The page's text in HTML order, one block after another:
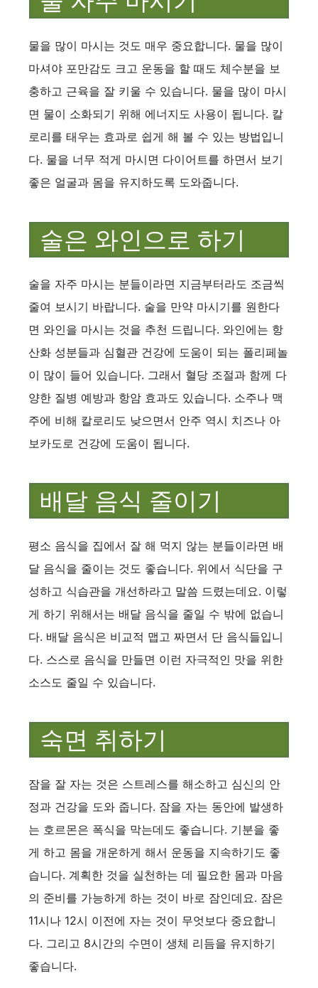
물을 많이 마시는 것도 매우 중요합니다. 물을 많이
마셔야 포만감도 크고 운동을 할 때도 체수분을 보
충하고 근육을 잘 키울 수 있습니다. 물을 많이 마시
면 물이 소화되기 위해 에너지도 사용이 됩니다. 칼
로리를 태우는 효과로 쉽게 해 볼 수 있는 방법입니
다. 물을 너무 적게 마시면 다이어트를 하면서 보기
좋은 얼굴과 몸을 유지하도록 도와줍니다.
술은 와인으로 하기
술을 자주 마시는 분들이라면 지금부터라도 조금씩
줄여 보시기 바랍니다. 술을 만약 마시기를 원한다
면 와인을 마시는 것을 추천 드립니다. 와인에는 항
산화 성분들과 심혈관 건강에 도움이 되는 폴리페놀
이 많이 들어 있습니다. 그래서 혈당 조절과 함께 다
양한 질병 예방과 항암 효과도 있습니다. 소주나 맥
주에 비해 칼로리도 낮으면서 안주 역시 치즈나 아
보카도로 건강에 도움이 됩니다.
배달 음식 줄이기
평소 음식을 집에서 잘 해 먹지 않는 분들이라면 배
달 음식을 줄이는 것도 좋습니다. 위에서 식단을 구
성하고 식습관을 개선하라고 말씀 드렸는데요. 이렇
게 하기 위해서는 배달 음식을 줄일 수 밖에 없습니
다. 배달 음식은 비교적 맵고 짜면서 단 음식들입니
다. 스스로 음식을 만들면 이런 자극적인 맛을 위한
소스도 줄일 수 있습니다.
숙면 취하기
잠을 잘 자는 것은 스트레스를 해소하고 심신의 안
정과 건강을 도와 줍니다. 잠을 자는 동안에 발생하
는 호르몬은 폭식을 막는데도 좋습니다. 기분을 좋
게 하고 몸을 개운하게 해서 운동을 지속하기도 좋
습니다. 계획한 것을 실천하는 데 필요한 몸과 마음
의 준비를 가능하게 하는 것이 바로 잠인데요. 잠은
11시나 12시 이전에 자는 것이 무엇보다 중요합니
다. 그리고 8시간의 수면이 생체 리듬을 유지하기
좋습니다.